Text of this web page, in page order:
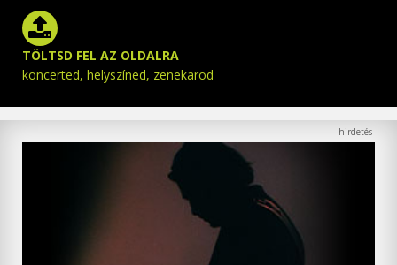
TÖLTSD FEL AZ OLDALRA
koncerted, helyszíned, zenekarod